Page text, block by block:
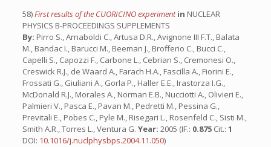
58)First results of the CUORICINO experimentin NUCLEAR
PHYSICS B-PROCEEDINGS SUPPLEMENTS
By: Pirro S., Arnaboldi C., Artusa D.R., Avignone III F.T., Balata
M., Bandac I., Barucci M., Beeman J., Brofferio C., Bucci C.,
Capelli S., Capozzi F., Carbone L., Cebrian S., Cremonesi O.,
Creswick R.J., de Waard A., Farach H.A., Fascilla A., Fiorini E.,
Frossati G., Giuliani A., Gorla P., Haller E.E., Irastorza I.G.,
McDonald R.J., Morales A., Norman E.B., Nucciotti A., Olivieri E.,
Palmieri V., Pasca E., Pavan M., Pedretti M., Pessina G.,
Previtali E., Pobes C., Pyle M., Risegari L., Rosenfeld C., Sisti M.,
Smith A.R., Torres L., Ventura G. Year: 2005 (IF.: 0.875 Cit.: 1
DOI: 10.1016/j.nuclphysbps.2004.11.050)